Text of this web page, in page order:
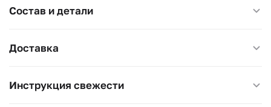
– эустома и гиперикум
того, как отцветут основные цветы;
Состав и детали
Доставка
Инструкция свежести